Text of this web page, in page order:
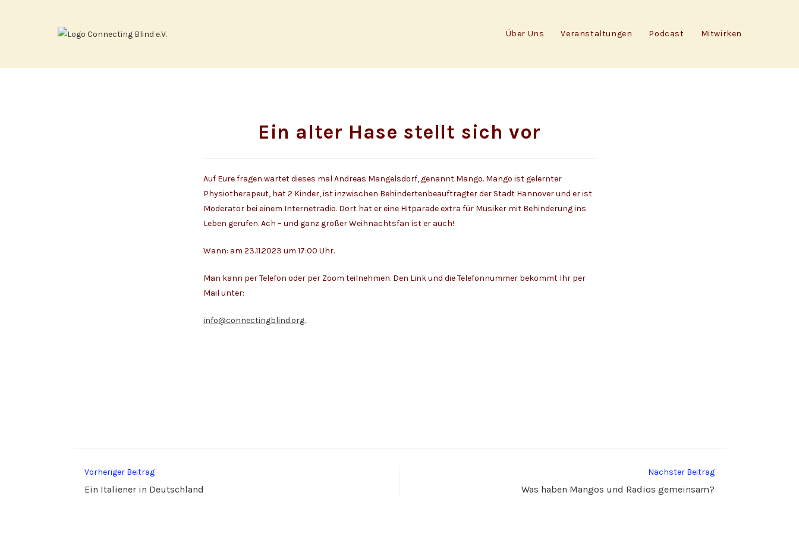
Über Uns Veranstaltungen Podcast Mitwirken
Ein alter Hase stellt sich vor
Auf Eure fragen wartet dieses mal Andreas Mangelsdorf, genannt Mango. Mango ist gelernter
Physiotherapeut, hat 2 Kinder, ist inzwischen Behindertenbeauftragter der Stadt Hannover und er ist
Moderator bei einem Internetradio. Dort hat er eine Hitparade extra für Musiker mit Behinderung ins
Leben gerufen. Ach – und ganz großer Weihnachtsfan ist er auch!
Wann: am 23.11.2023 um 17:00 Uhr.
Man kann per Telefon oder per Zoom teilnehmen. Den Link und die Telefonnummer bekommt Ihr per
Mail unter:
info@connectingblind.org.
Weitere
ansehen
Vorheriger Beitrag
Ein Italiener in Deutschland
Nächster Beitrag
Was haben Mangos und Radios gemeinsam?